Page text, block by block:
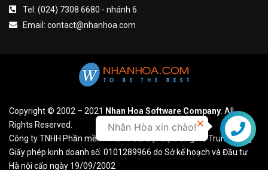
Tel: (024) 7308 6680 - nhánh 6
Email: contact@nhanhoa.com
Copyright © 2002 – 2021 Nhan Hoa Software Company. All
Rights Reserved.
Công ty TNHH Phần mềm Nhân Hòa. Đại diện: Ông Hồ Trung Dũng
Giấy phép kinh doanh số: 0101289966 do Sở kế hoạch và Đầu tư
Hà nội cấp ngày 19/09/2002
Liên hệ
Nhân Hòa xin chào!